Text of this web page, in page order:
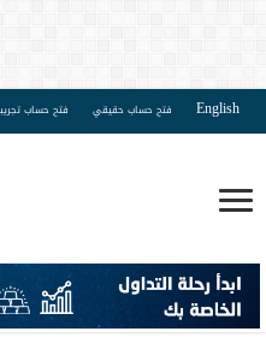
English فتح حساب حقيقي فتح حساب